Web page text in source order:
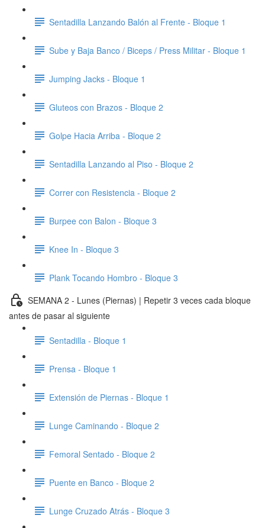
Sentadilla Lanzando Balón al Frente - Bloque 1
Sube y Baja Banco / Biceps / Press Militar - Bloque 1
Jumping Jacks - Bloque 1
Gluteos con Brazos - Bloque 2
Golpe Hacia Arriba - Bloque 2
Sentadilla Lanzando al Piso - Bloque 2
Correr con Resistencia - Bloque 2
Burpee con Balon - Bloque 3
Knee In - Bloque 3
Plank Tocando Hombro - Bloque 3
SEMANA 2 - Lunes (Piernas) | Repetir 3 veces cada bloque
antes de pasar al siguiente
Sentadilla - Bloque 1
Prensa - Bloque 1
Extensión de Piernas - Bloque 1
Lunge Caminando - Bloque 2
Femoral Sentado - Bloque 2
Puente en Banco - Bloque 2
Lunge Cruzado Atrás - Bloque 3